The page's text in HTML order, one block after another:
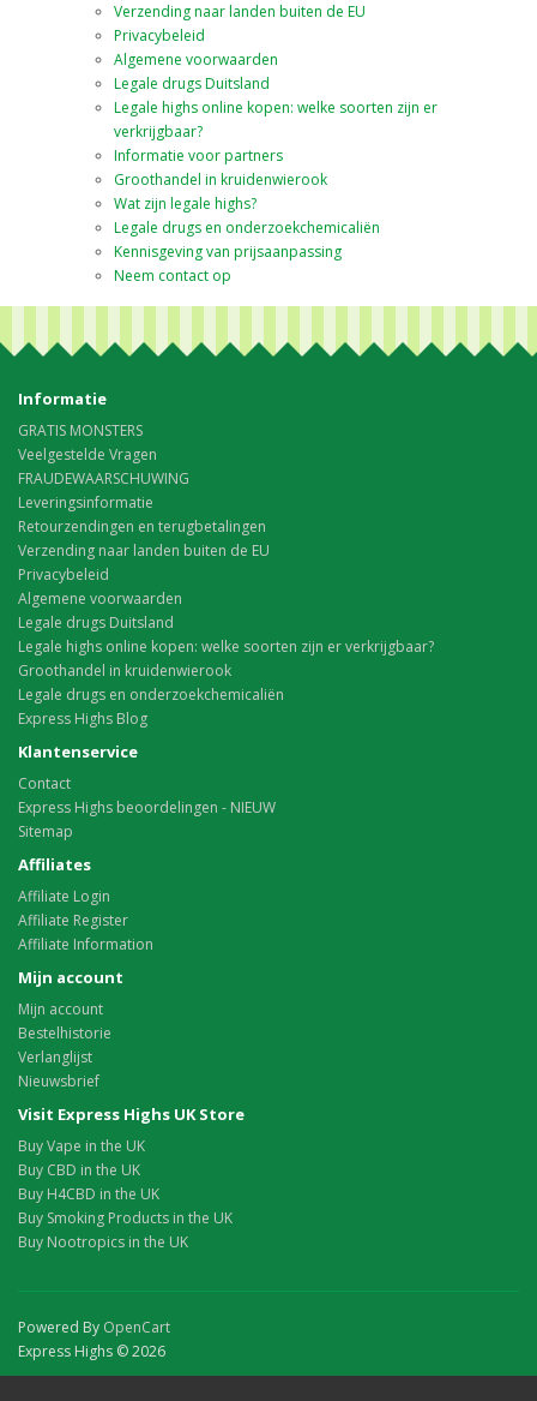
Verzending naar landen buiten de EU
Privacybeleid
Algemene voorwaarden
Legale drugs Duitsland
Legale highs online kopen: welke soorten zijn er
verkrijgbaar?
Informatie voor partners
Groothandel in kruidenwierook
Wat zijn legale highs?
Legale drugs en onderzoekchemicaliën
Kennisgeving van prijsaanpassing
Neem contact op
Informatie
GRATIS MONSTERS
Veelgestelde Vragen
FRAUDEWAARSCHUWING
Leveringsinformatie
Retourzendingen en terugbetalingen
Verzending naar landen buiten de EU
Privacybeleid
Algemene voorwaarden
Legale drugs Duitsland
Legale highs online kopen: welke soorten zijn er verkrijgbaar?
Groothandel in kruidenwierook
Legale drugs en onderzoekchemicaliën
Express Highs Blog
Klantenservice
Contact
Express Highs beoordelingen - NIEUW
Sitemap
Affiliates
Affiliate Login
Affiliate Register
Affiliate Information
Mijn account
Mijn account
Bestelhistorie
Verlanglijst
Nieuwsbrief
Visit Express Highs UK Store
Buy Vape in the UK
Buy CBD in the UK
Buy H4CBD in the UK
Buy Smoking Products in the UK
Buy Nootropics in the UK
Powered By OpenCart
Express Highs © 2026